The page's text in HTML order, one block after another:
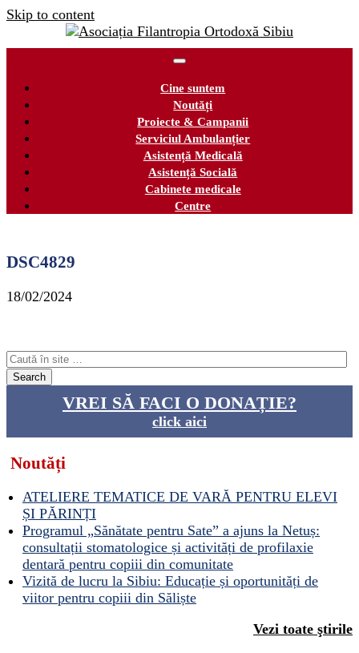
Skip to content
Cine suntem
Noutăți
Proiecte & Campanii
Serviciul Ambulanțier
Asistență Medicală
Asistență Socială
Cabinete medicale
Centre
DSC4829
18/02/2024
VREI SĂ FACI O DONAȚIE?
click aici
Noutăți
ATELIERE TEMATICE DE VARĂ PENTRU ELEVI
ȘI PĂRINȚI
Programul „Sănătate pentru Sate” a ajuns la Netuș:
consultații stomatologice și activități de profilaxie
dentară pentru copiii din comunitate
Vizită de lucru la Sibiu: Educație și oportunități de
viitor pentru copiii din Săliște
Vezi toate ştirile